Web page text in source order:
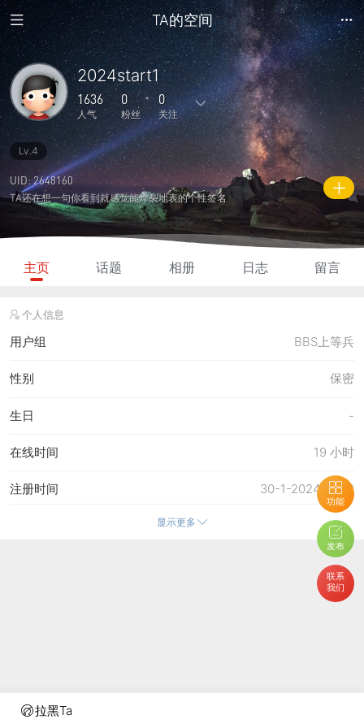
拉黑Ta
TA的空间
功能
发布
联系
我们
2024start1
1636
人气
0
粉丝
0
关注
27
主题
44
回复
0
日志
0
相册
0
好友
0 0
关注
0
说说
1636
人气
885
积分
Lv.4
UID: 2648160
TA还在想一句你看到就感觉能炸裂地表的个性签名
主页 话题 相册 日志 留言
个人信息
用户组 BBS上等兵
保密
性别
-
生日
19 小时
在线时间
30-1-2024 19:22
注册时间
19-7-2026 21:15
19-7-2026 19:26
17-7-2026 22:07
显示更多